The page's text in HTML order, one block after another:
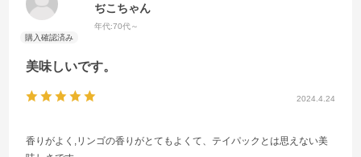
2024.4.24
美味しいです。
ぢこちゃん
年代:70代～
香りがよく,リンゴの香りがとてもよくて、テイパックとは思えない美